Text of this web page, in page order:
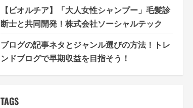
【ビオルチア】「大人女性シャンプー」毛髪診
断士と共同開発！株式会社ソーシャルテック
ブログの記事ネタとジャンル選びの方法！トレ
ンドブログで早期収益を目指そう！
TAGS